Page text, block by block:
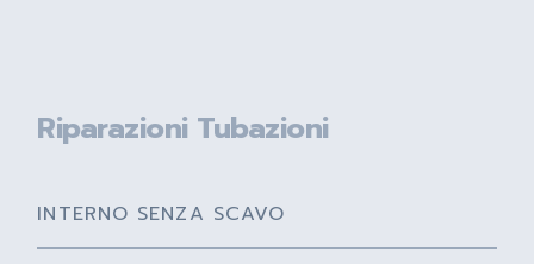
Riparazioni Tubazioni
INTERNO SENZA SCAVO